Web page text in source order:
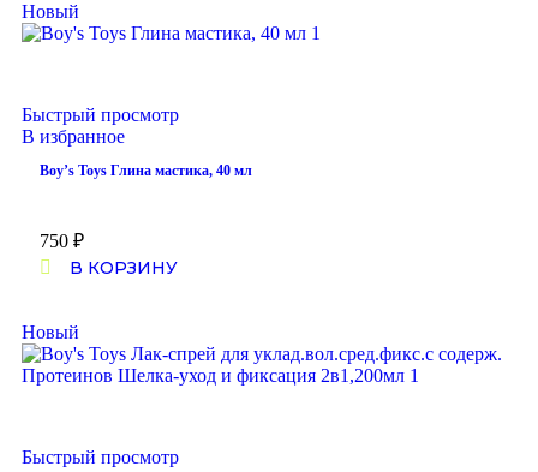
Новый
Быстрый просмотр
В избранное
Boy’s Toys Глина мастика, 40 мл
750 ₽
В КОРЗИНУ
Новый
Быстрый просмотр